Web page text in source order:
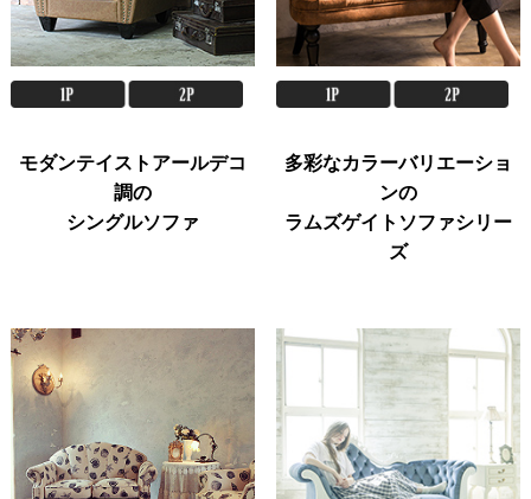
モダンテイストアールデコ
調の
シングルソファ
多彩なカラーバリエーショ
ンの
ラムズゲイトソファシリー
ズ